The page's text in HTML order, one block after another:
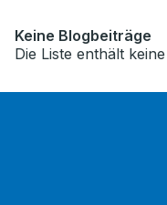
Keine Blogbeiträge
Die Liste enthält